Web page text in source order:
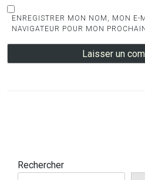
ENREGISTRER MON NOM, MON E-
NAVIGATEUR POUR MON
Rechercher